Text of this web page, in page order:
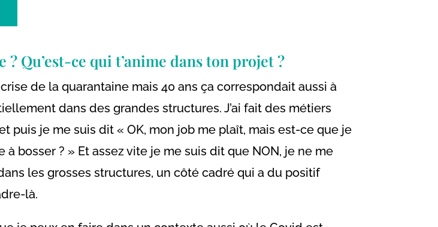
Qu’est-ce qui t’anime dans ton projet ?
de la quarantaine mais 40 ans ça correspondait aussi à
dans des grandes structures. J’ai fait des métiers
puis je me suis dit « OK, mon job me plaît, mais est-ce que je
bosser ? » Et assez vite je me suis dit que NON, je ne me
les grosses structures, un côté cadré qui a du positif
là.